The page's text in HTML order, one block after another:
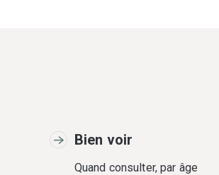
Bien voir
Quand consulter, par âge